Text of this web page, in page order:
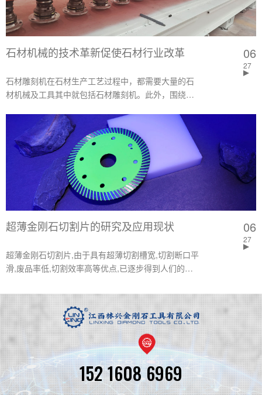
石材机械的技术革新促使石材行业改革
石材雕刻机在石材生产工艺过程中，都需要大量的石
材机械及工具其中就包括石材雕刻机。此外，围绕着
机械 、备件、工具、辅助材料、仪器等构成了整个石
材的生产工艺过程的全部机械。
06
27
超薄金刚石切割片的研究及应用现状
超薄金刚石切割片,由于具有超薄切割槽宽,切割断口平
滑,废品率低,切割效率高等优点,已逐步得到人们的重
作方法的研究进展及应用现状,介绍了超薄金刚石切割
片的制备方法,包括电镀法和固化树脂法。
06
27
152 1608 6969